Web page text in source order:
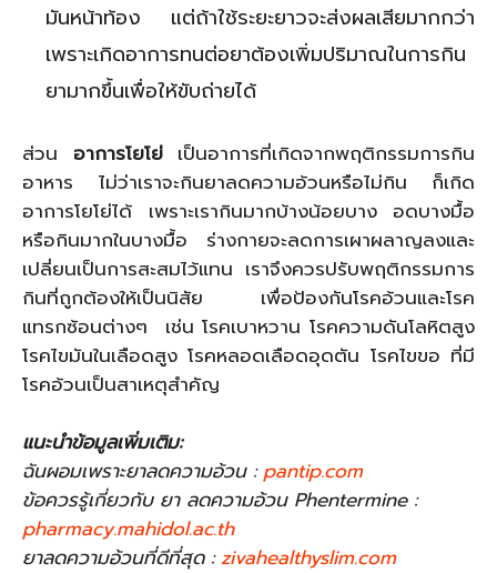
มันหน้าท้อง แต่ถ้าใช้ระยะยาวจะส่งผลเสียมากกว่า
เพราะเกิดอาการทนต่อยาต้องเพิ่มปริมาณในการกิน
ยามากขึ้นเพื่อให้ขับถ่ายได้
ส่วน อาการโยโย่เป็นอาการที่เกิดจากพฤติกรรมการกิน
อาหาร ไม่ว่าเราจะกินยาลดความอ้วนหรือไม่กิน ก็เกิด
อาการโยโย่ได้ เพราะเรากินมากบ้างน้อยบาง อดบางมื้อ
หรือกินมากในบางมื้อ ร่างกายจะลดการเผาผลาญลงและ
เปลี่ยนเป็นการสะสมไว้แทน เราจึงควรปรับพฤติกรรมการ
กินที่ถูกต้องให้เป็นนิสัย เพื่อป้องกันโรคอ้วนและโรค
แทรกซ้อนต่างๆ เช่น โรคเบาหวาน โรคความดันโลหิตสูง
โรคไขมันในเลือดสูง โรคหลอดเลือดอุดตัน โรคไขขอ ที่มี
โรคอ้วนเป็นสาเหตุสำคัญ
แนะนำข้อมูลเพิ่มเติม:
ฉันผอมเพราะยาลดความอ้วน :pantip.com
ข้อควรรู้เกี่ยวกับ ยา ลดความอ้วน Phentermine :
pharmacy.mahidol.ac.th
ยาลดความอ้วนที่ดีที่สุด :zivahealthyslim.com